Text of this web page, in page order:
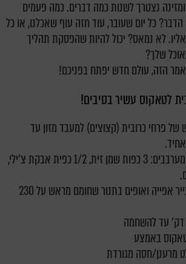
נצטרך לשנות כמה דברים. כמה פעמים
כל יום שעובר, עוד חזה עוף שאכלנו, או כל
לא נמאס? יכול להיות שהפסקת תהליך
שלך?
הזה, עולם חדש יפתח בפניכם!
1 ראש של פרחי כרובית (קצוצים) למעבד מזון עד
בקערה גדולה מערבבים: 3 כפות שמן זית, 1/2 כפית אבקת צ'ילי,
משטיחים על נייר אפייה ואופים בתנור שחומם מראש על 230
באמצע
מרענן/חסה מגורדת